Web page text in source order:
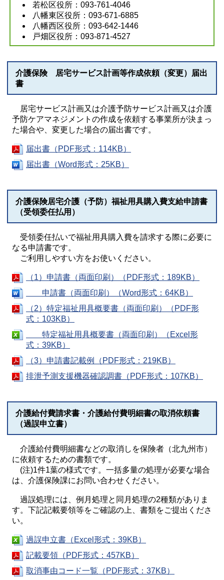
若松区役所：093-761-4046
八幡東区役所：093-671-6885
八幡西区役所：093-642-1446
戸畑区役所：093-871-4527
介護保険 居宅サービス計画等作成依頼（変更）届出
書
居宅サービス計画又は介護予防サービス計画又は介護
予防ケアマネジメントの作成を依頼する事業所が決まっ
た場合や、変更した場合の届出書です。
届出書（PDF形式：114KB）
届出書（Word形式：25KB）
介護保険居宅介護（予防）福祉用具購入費支給申請書
（受領委任払用）
受領委任払いで福祉用具購入費を請求する際に必要に
なる申請書です。
ご利用しやすい方をお使いください。
（1）申請書（両面印刷）（PDF形式：189KB）
申請書（両面印刷）（Word形式：64KB）
（2）特定福祉用具概要書（両面印刷）（PDF形
式：103KB）
特定福祉用具概要書（両面印刷）（Excel形
式：39KB）
（3）申請書記載例（PDF形式：219KB）
排泄予測支援機器確認調書（PDF形式：107KB）
介護給付費請求書・介護給付費明細書の取消依頼書
（過誤申立書）
介護給付費明細書などの取消しを保険者（北九州市）
に依頼するための書類です。
(注)1件1葉の様式です。一括多量の処理が必要な場合
は、介護保険課にお問い合わせください。
過誤処理には、例月処理と同月処理の2種類がありま
す。下記記載要領等をご確認の上、書類をご提出くださ
い。
過誤申立書（Excel形式：39KB）
記載要領（PDF形式：457KB）
取消事由コード一覧（PDF形式：37KB）